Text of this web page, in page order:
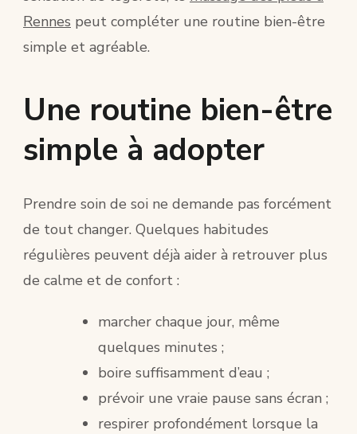
Rennes peut compléter une routine bien-être
simple et agréable.
Une routine bien-être
simple à adopter
Prendre soin de soi ne demande pas forcément
de tout changer. Quelques habitudes
régulières peuvent déjà aider à retrouver plus
de calme et de confort :
marcher chaque jour, même
quelques minutes ;
boire suffisamment d’eau ;
prévoir une vraie pause sans écran ;
respirer profondément lorsque la